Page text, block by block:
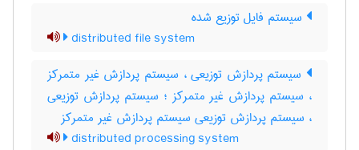
سیستم فایل توزیع شده
distributed file system
سیستم پردازش توزیعی ، سیستم پردازش غیر متمرکز
، سیستم پردازش غیر متمرکز ؛ سیستم پردازش توزیعی
، سیستم پردازش توزیعی سیستم پردازش غیر متمرکز
distributed processing system